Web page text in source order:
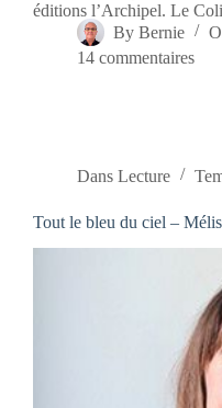
éditions l’Archipel. Le
By Bernie
14 commentaires
Dans Lecture
Tout le bleu du ciel –